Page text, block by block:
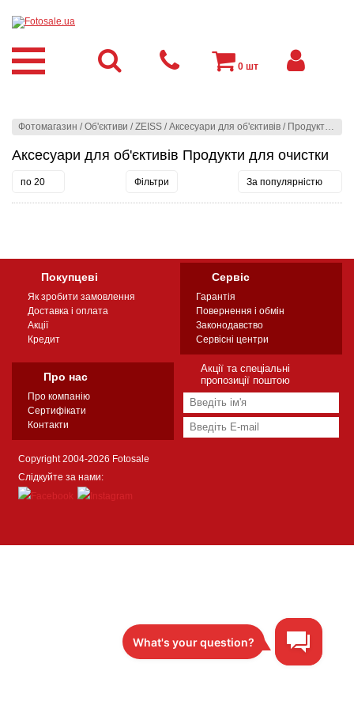
Фотомагазин /Об'єктиви /ZEISS /Аксесуари для об'єктивів / Продукти для очистки
Аксесуари для об'єктивів Продукти для очистки
по 20 Фільтри За популярністю
0 шт
Покупцеві
Як зробити замовлення
Доставка і оплата
Акції
Кредит
Сервіс
Гарантія
Повернення і обмін
Законодавство
Сервісні центри
Про нас
Про компанію
Сертифікати
Контакти
Акції та спеціальні
пропозиції поштою
Copyright 2004-2026 Fotosale
Слідкуйте за нами: